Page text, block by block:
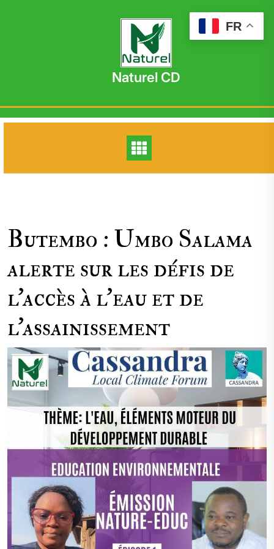
Naturel CD
Butembo : Umbo Salama
alerte sur les défis de
l’accès à l’eau et de
l’assainissement
FR